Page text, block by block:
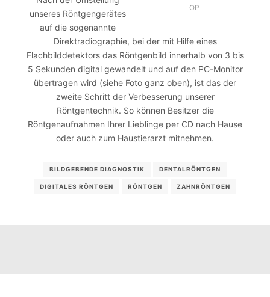
OP
unseres Röntgengerätes
auf die sogenannte
Direktradiographie, bei der mit Hilfe eines
Flachbilddetektors das Röntgenbild innerhalb von 3 bis
5 Sekunden digital gewandelt und auf den PC-Monitor
übertragen wird (siehe Foto ganz oben), ist das der
zweite Schritt der Verbesserung unserer
Röntgentechnik. So können Besitzer die
Röntgenaufnahmen Ihrer Lieblinge per CD nach Hause
oder auch zum Haustierarzt mitnehmen.
BILDGEBENDE DIAGNOSTIK DENTALRÖNTGEN
DIGITALES RÖNTGEN RÖNTGEN ZAHNRÖNTGEN